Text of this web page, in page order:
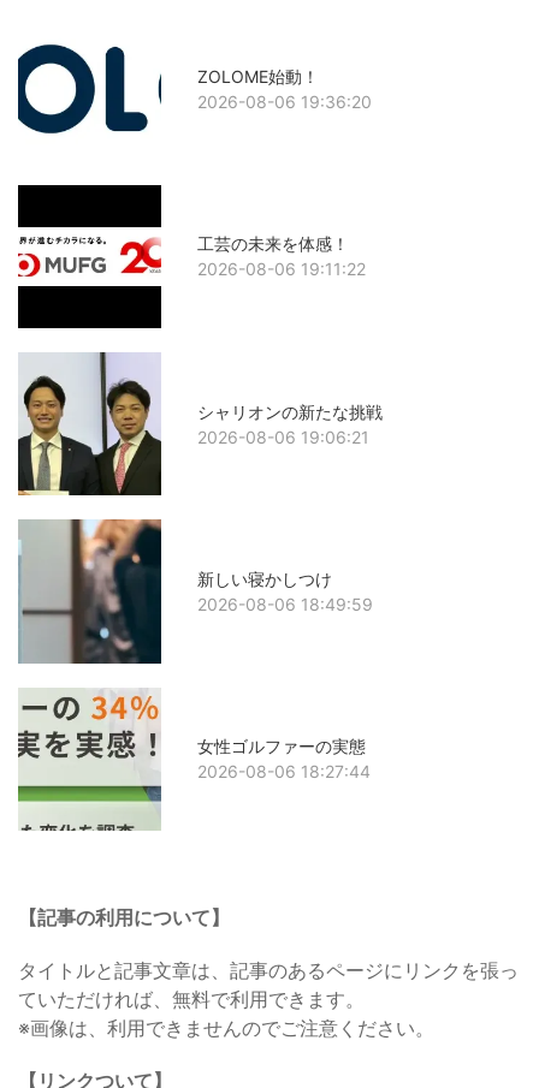
ZOLOME始動！
2026-08-06 19:36:20
工芸の未来を体感！
2026-08-06 19:11:22
シャリオンの新たな挑戦
2026-08-06 19:06:21
新しい寝かしつけ
2026-08-06 18:49:59
女性ゴルファーの実態
2026-08-06 18:27:44
【記事の利用について】
タイトルと記事文章は、記事のあるページにリンクを張っ
ていただければ、無料で利用できます。
※画像は、利用できませんのでご注意ください。
【リンクついて】